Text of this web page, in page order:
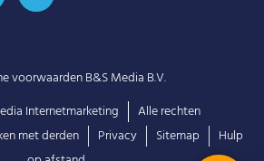
voorwaarden B&S Media B.V.
Internetmarketing
Alle rechten
met derden Privacy Sitemap
Hulp